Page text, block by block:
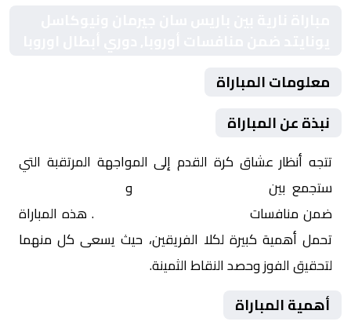
معلومات المباراة
نبذة عن المباراة
تتجه أنظار عشاق كرة القدم إلى المواجهة المرتقبة التي
ستجمع بين
و
ضمن منافسات
. هذه المباراة
تحمل أهمية كبيرة لكلا الفريقين، حيث يسعى كل منهما
لتحقيق الفوز وحصد النقاط الثمينة.
أهمية المباراة